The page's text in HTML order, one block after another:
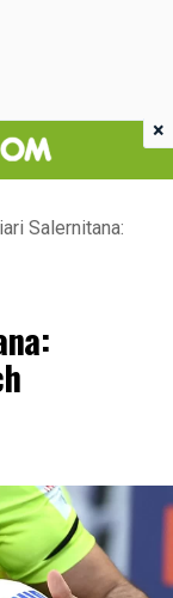
Salernitana:
×